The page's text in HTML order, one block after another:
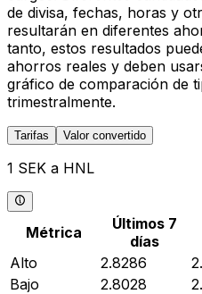
de divisa, fechas, horas y
resultarán en diferentes
tanto, estos resultados
ahorros reales y deben
gráfico de comparación de
trimestralmente.
Tarifas Valor convertido
1 SEK a HNL
Métrica
Últimos 7
días
Alto
2.8286
Bajo
2.8028